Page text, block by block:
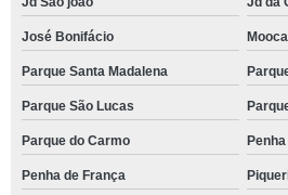
José Bonifácio Mooca
Parque Santa Madalena
Parque São Lucas
Parque do Carmo Penha
Penha de França